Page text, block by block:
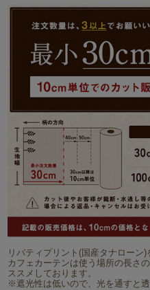
リバティプリント(国産タナローン)
カフェカーテンは使う場所の長さ
ススメしております。
※遮光性は低いので、光を通すと透